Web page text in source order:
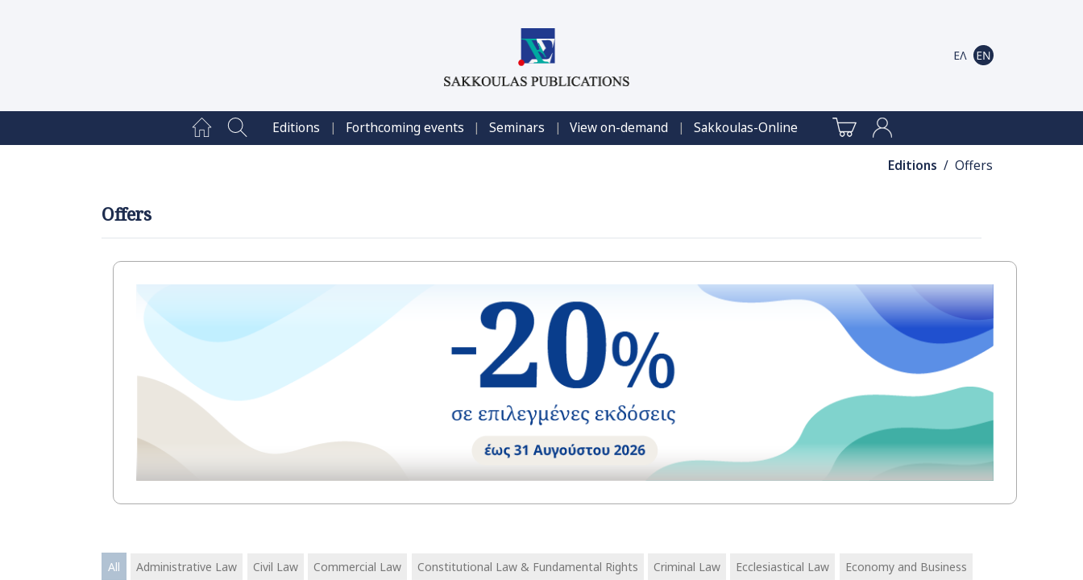
Editions | Forthcoming events | Seminars | View on-demand | Sakkoulas-Online
Editions / Offers
Offers
All Administrative Law Civil Law Commercial Law Constitutional Law & Fundamental Rights Criminal Law Ecclesiastical Law Economy and Business